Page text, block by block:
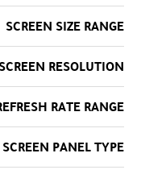
SCREEN SIZE RANGE
SCREEN RESOLUTION
RATE RANGE
SCREEN PANEL TYPE